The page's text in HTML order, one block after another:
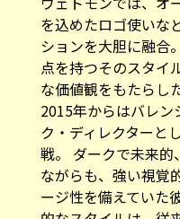
を込めたロゴ使いな
ションを大胆に融合
点を持つそのスタイ
な価値観をもたらし
2015年からはバレン
ク・ディレクターと
戦。 ダークで未来的
ながらも、強い視覚
ージ性を備えていた
的なスタイルは、従